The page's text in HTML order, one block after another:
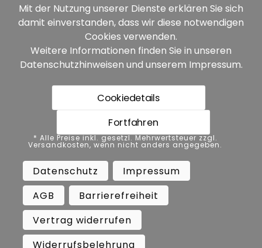
Unsere Partner:
* Alle Preise inkl. gesetzl. Mehrwertsteuer zzgl.
Versandkosten, wenn nicht anders angegeben.
Datenschutz Impressum
Barrierefreiheit
Vertrag widerrufen
Widerrufsbelehrung
Copyright ©Busch.
Mit der Nutzung unserer Dienste erklären Sie sich
damit einverstanden, dass wir diese notwendigen
Cookies verwenden.
Weitere Informationen finden Sie in unseren
Datenschutzhinweisen und unserem Impressum.
Cookiedetails
Fortfahren
* Alle Preise inkl. gesetzl. Mehrwertsteuer zzgl.
Versandkosten, wenn nicht anders angegeben.
Datenschutz
Impressum
AGB
Barrierefreiheit
Vertrag widerrufen
Widerrufsbelehrung